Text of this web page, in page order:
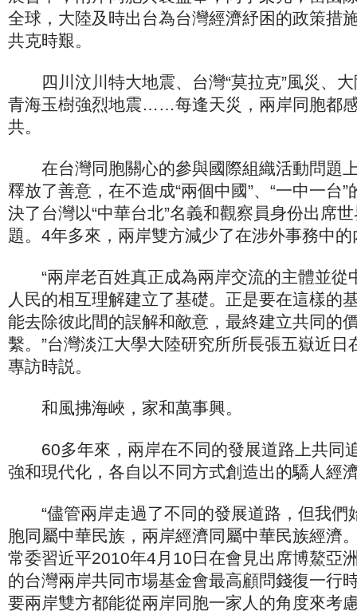
全球，大陸及時出台為台灣經濟紓困的政策措
共克時艱。
四川汶川特大地震、台灣“莫拉克”風災、大
青海玉樹強烈地震……每逢天災，兩岸同胞都
共。
在台灣同胞關心的參與國際組織活動問題
釋放了善意，在不造成“兩個中國”、“一中一台
決了台灣以“中華台北”名義和觀察員身份出席
題。4年多來，兩岸雙方減少了在涉外事務中的
“兩岸老百姓真正成為兩岸交流的主體並從
人民的相互理解建立了基礎。正是要在這樣的
能去除彼此間的誤解和敵意，最終建立共同的
繫。”台灣淡江大學大陸研究所所長張五嶽近日
專訪時説。
和風拂海峽，家和萬事興。
60多年來，兩岸在不同的發展道路上共同
強和現代化，各自以不同方式創造出的驕人經
“儘管兩岸走過了不同的發展道路，但我們
胞同屬中華民族，兩岸經濟同屬中華民族經濟
常委習近平2010年4月10日在會見出席博鰲亞
的台灣兩岸共同市場基金會最高顧問錢復一行
要兩岸雙方都能從兩岸同胞一家人的角度來考